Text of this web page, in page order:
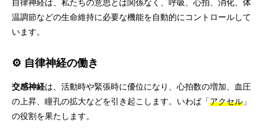
自律神経は、私たちの意思とは関係なく、呼吸、心拍、消化、体
温調節などの生命維持に必要な機能を自動的にコントロールして
います。
⚙️ 自律神経の働き
交感神経は、活動時や緊張時に優位になり、心拍数の増加、血圧
の上昇、瞳孔の拡大などを引き起こします。いわば「アクセル 」
の役割を果たします。